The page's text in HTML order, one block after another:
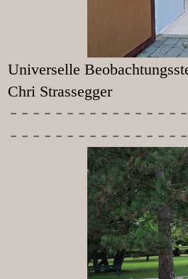
Universelle
Chri Strassegger
-----------